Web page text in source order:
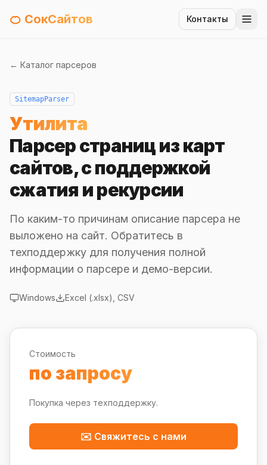
🍊 СокСайтов Контакты
← Каталог парсеров
SitemapParser
Утилита
Парсер страниц из карт
сайтов, с поддержкой
сжатия и рекурсии
По каким-то причинам описание парсера не
выложено на сайт. Обратитесь в
техподдержку для получения полной
информации о парсере и демо-версии.
Windows Excel (.xlsx), CSV
Стоимость
по запросу
Покупка через техподдержку.
✉️ Свяжитесь с нами